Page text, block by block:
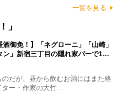
一覧を見る
」
酒御免！】「ネグローニ」「山崎」
ン」新宿三丁目の隠れ家バーで1…
だが、昼から飲むお酒にはまた格
ー・作家の大竹…